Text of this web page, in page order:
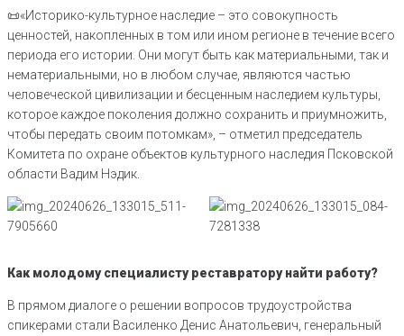
📜«Историко-культурное наследие – это совокупность
ценностей, накопленных в том или ином регионе в течение всего
периода его истории. Они могут быть как материальными, так и
нематериальными, но в любом случае, являются частью
человеческой цивилизации и бесценным наследием культуры,
которое каждое поколения должно сохранить и приумножить,
чтобы передать своим потомкам», – отметил председатель
Комитета по охране объектов культурного наследия Псковской
области Вадим Нэдик.
Как молодому специалисту реставратору найти работу?
В прямом диалоге о решении вопросов трудоустройства
спикерами стали Василенко Денис Анатольевич, генеральный